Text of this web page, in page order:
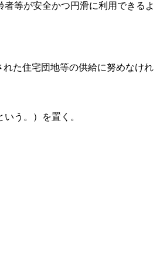
等が安全かつ円滑に利用できるよ
た住宅団地等の供給に努めなけれ
う。）を置く。